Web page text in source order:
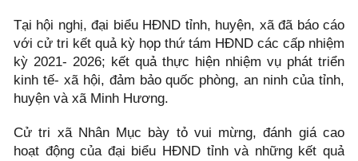
Tại hội nghị, đại biểu HĐND tỉnh, huyện, xã đã báo cáo
với cử tri kết quả kỳ họp thứ tám HĐND các cấp nhiệm
kỳ 2021- 2026; kết quả thực hiện nhiệm vụ phát triển
kinh tế- xã hội, đảm bảo quốc phòng, an ninh của tỉnh,
huyện và xã Minh Hương.
Cử tri xã Nhân Mục bày tỏ vui mừng, đánh giá cao
hoạt động của đại biểu HĐND tỉnh và những kết quả